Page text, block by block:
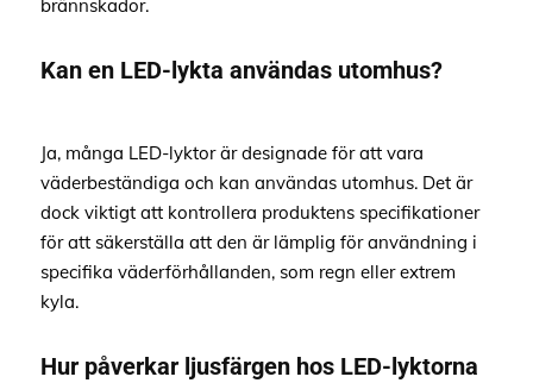
brännskador.
Kan en LED-lykta användas utomhus?
Ja, många LED-lyktor är designade för att vara
väderbeständiga och kan användas utomhus. Det är
dock viktigt att kontrollera produktens specifikationer
för att säkerställa att den är lämplig för användning i
specifika väderförhållanden, som regn eller extrem
kyla.
Hur påverkar ljusfärgen hos LED-lyktorna